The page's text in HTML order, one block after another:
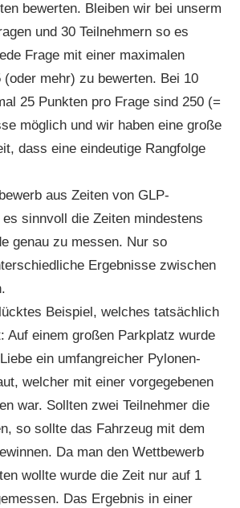
bewerten. Bleiben wir bei unserm
und 30 Teilnehmern so es
Frage mit einer maximalen
(oder mehr) zu bewerten. Bei 10
25 Punkten pro Frage sind 250 (=
möglich und wir haben eine große
dass eine eindeutige Rangfolge
aus Zeiten von GLP-
sinnvoll die Zeiten mindestens
genau zu messen. Nur so
Ergebnisse zwischen
Beispiel, welches tatsächlich
Auf einem großen Parkplatz wurde
ein umfangreicher Pylonen-
welcher mit einer vorgegebenen
war. Sollten zwei Teilnehmer die
so sollte das Fahrzeug mit dem
Da man den Wettbewerb
wollte wurde die Zeit nur auf 1
Das Ergebnis in einer